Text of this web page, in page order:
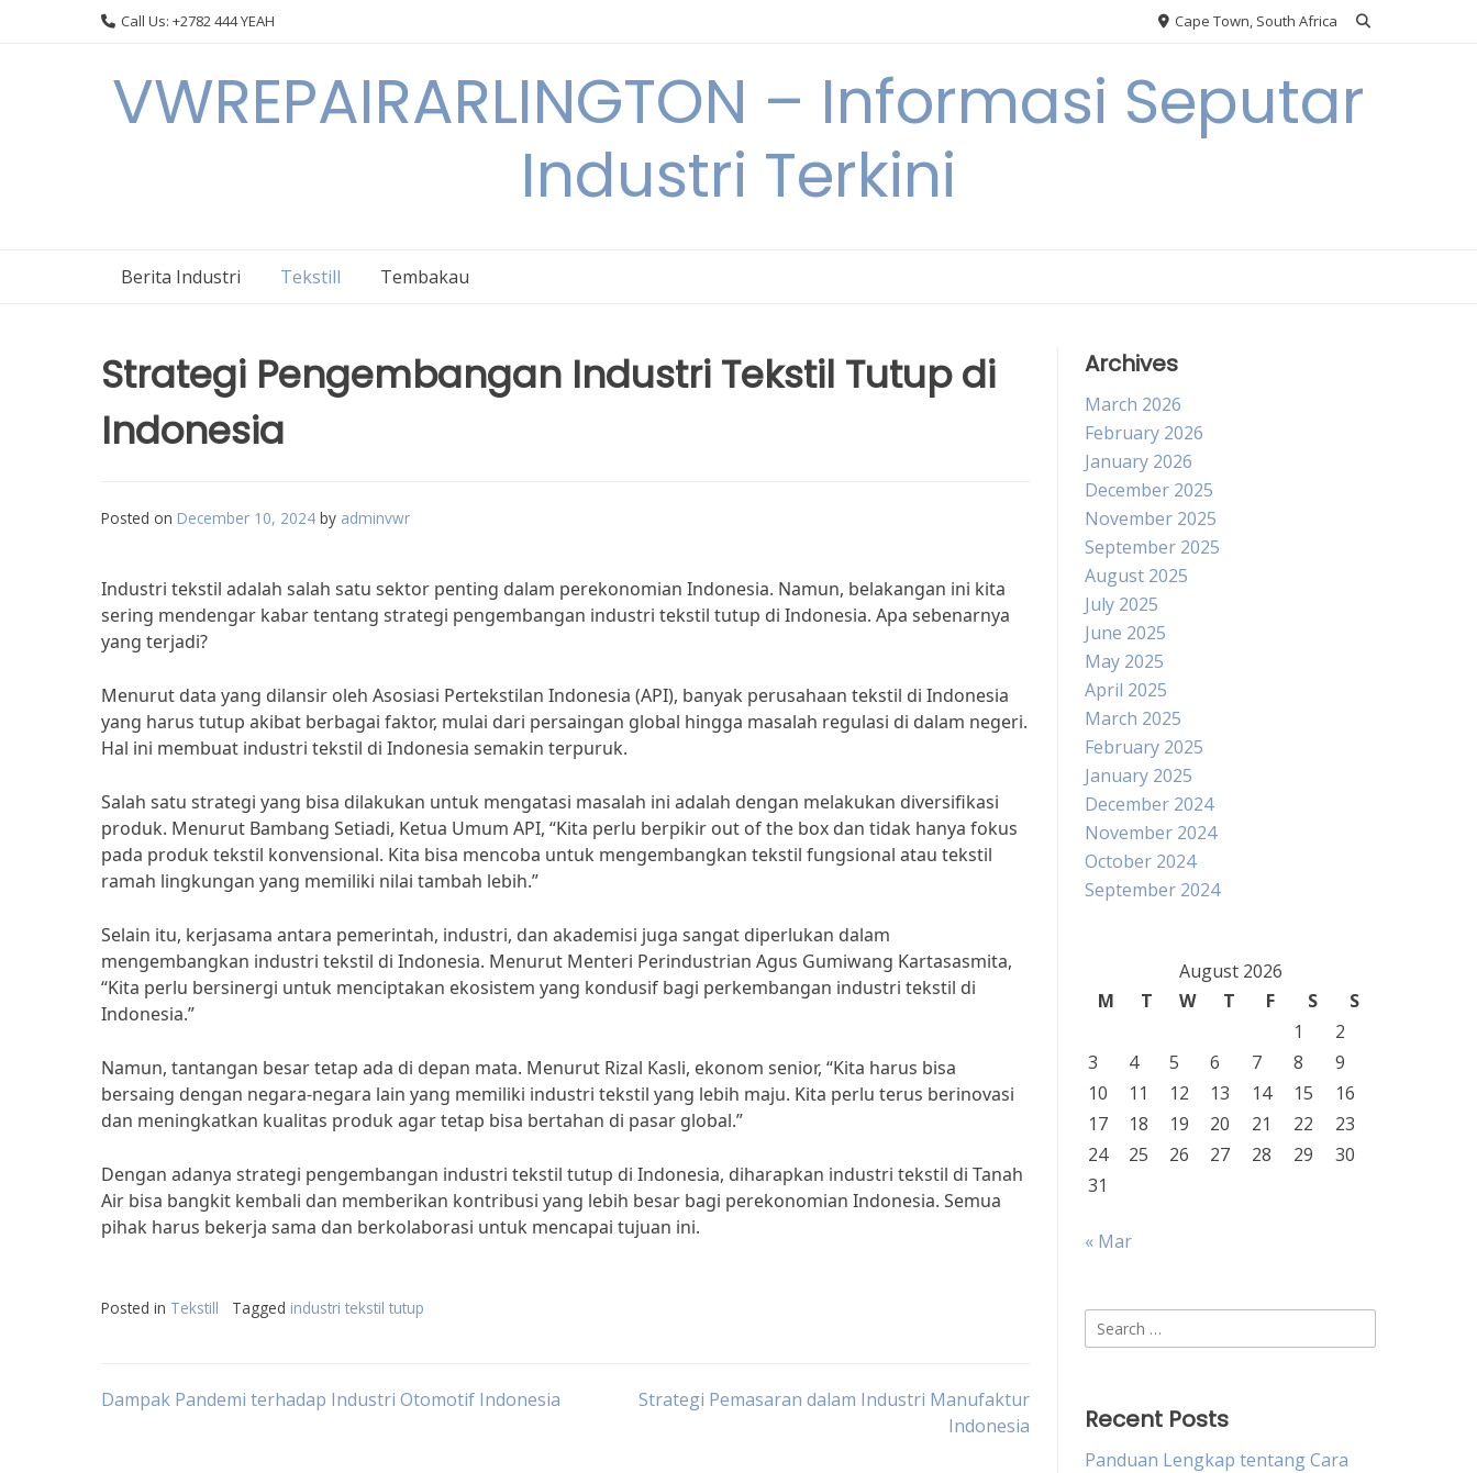
Call Us: +2782 444 YEAH Cape Town, South Africa
VWREPAIRARLINGTON – Informasi Seputar
Industri Terkini
Berita Industri Tekstill Tembakau
Strategi Pengembangan Industri Tekstil Tutup di
Indonesia
Posted on December 10, 2024 by adminvwr
Industri tekstil adalah salah satu sektor penting dalam perekonomian Indonesia. Namun, belakangan ini kita
sering mendengar kabar tentang strategi pengembangan industri tekstil tutup di Indonesia. Apa sebenarnya
yang terjadi?
Menurut data yang dilansir oleh Asosiasi Pertekstilan Indonesia (API), banyak perusahaan tekstil di Indonesia
yang harus tutup akibat berbagai faktor, mulai dari persaingan global hingga masalah regulasi di dalam negeri.
Hal ini membuat industri tekstil di Indonesia semakin terpuruk.
Salah satu strategi yang bisa dilakukan untuk mengatasi masalah ini adalah dengan melakukan diversifikasi
produk. Menurut Bambang Setiadi, Ketua Umum API, “Kita perlu berpikir out of the box dan tidak hanya fokus
pada produk tekstil konvensional. Kita bisa mencoba untuk mengembangkan tekstil fungsional atau tekstil
ramah lingkungan yang memiliki nilai tambah lebih.”
Selain itu, kerjasama antara pemerintah, industri, dan akademisi juga sangat diperlukan dalam
mengembangkan industri tekstil di Indonesia. Menurut Menteri Perindustrian Agus Gumiwang Kartasasmita,
“Kita perlu bersinergi untuk menciptakan ekosistem yang kondusif bagi perkembangan industri tekstil di
Indonesia.”
Namun, tantangan besar tetap ada di depan mata. Menurut Rizal Kasli, ekonom senior, “Kita harus bisa
bersaing dengan negara-negara lain yang memiliki industri tekstil yang lebih maju. Kita perlu terus berinovasi
dan meningkatkan kualitas produk agar tetap bisa bertahan di pasar global.”
Dengan adanya strategi pengembangan industri tekstil tutup di Indonesia, diharapkan industri tekstil di Tanah
Air bisa bangkit kembali dan memberikan kontribusi yang lebih besar bagi perekonomian Indonesia. Semua
pihak harus bekerja sama dan berkolaborasi untuk mencapai tujuan ini.
Posted in Tekstill Tagged industri tekstil tutup
Post
Dampak Pandemi terhadap Industri Otomotif Indonesia
Strategi Pemasaran dalam Industri Manufaktur
Indonesia
Archives
March 2026
February 2026
January 2026
December 2025
November 2025
September 2025
August 2025
July 2025
June 2025
May 2025
April 2025
March 2025
February 2025
January 2025
December 2024
November 2024
October 2024
September 2024
August 2026
M
T W T F S
S
1
2
3
4 5 6 7 8
9
10
11 12 13 14 15
16
17
18 19 20 21 22
23
24
25 26 27 28 29
30
31
« Mar
Search
for:
Recent Posts
Panduan Lengkap tentang Cara